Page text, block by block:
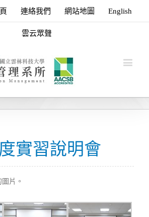
連絡我們 網站地圖 English
雲云眾聲
實習說明會
片。